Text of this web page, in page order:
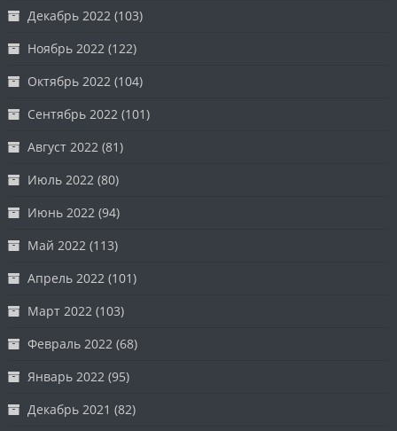
Декабрь 2022 (103)
Ноябрь 2022 (122)
Октябрь 2022 (104)
Сентябрь 2022 (101)
Август 2022 (81)
Июль 2022 (80)
Июнь 2022 (94)
Май 2022 (113)
Апрель 2022 (101)
Март 2022 (103)
Февраль 2022 (68)
Январь 2022 (95)
Декабрь 2021 (82)